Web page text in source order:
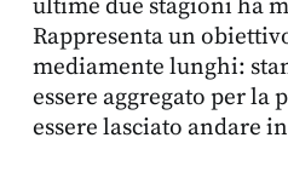
Rappresenta un
mediamente lunghi:
essere aggregato per
essere lasciato andare